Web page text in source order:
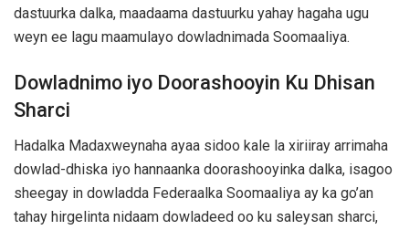
dastuurka dalka, maadaama dastuurku yahay hagaha ugu
weyn ee lagu maamulayo dowladnimada Soomaaliya.
Dowladnimo iyo Doorashooyin Ku Dhisan
Sharci
Hadalka Madaxweynaha ayaa sidoo kale la xiriiray arrimaha
dowlad-dhiska iyo hannaanka doorashooyinka dalka, isagoo
sheegay in dowladda Federaalka Soomaaliya ay ka go’an
tahay hirgelinta nidaam dowladeed oo ku saleysan sharci,